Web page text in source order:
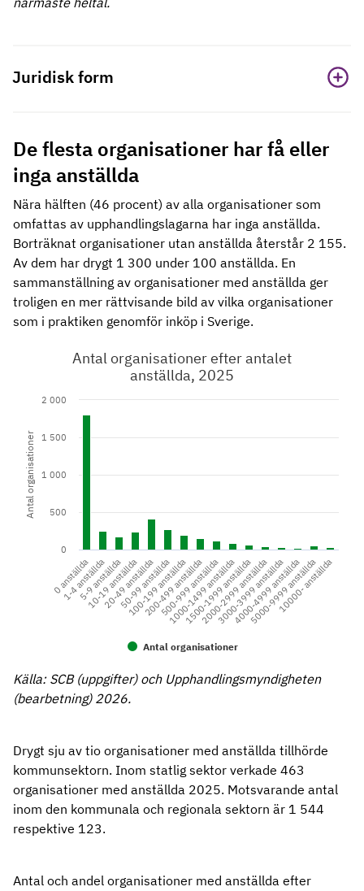
Juridisk form
De flesta organisationer har få eller
inga anställda
Nära hälften (46 procent) av alla organisationer som
omfattas av upphandlingslagarna har inga anställda.
Borträknat organisationer utan anställda återstår 2 155.
Av dem har drygt 1 300 under 100 anställda. En
sammanställning av organisationer med anställda ger
troligen en mer rättvisande bild av vilka organisationer
som i praktiken genomför inköp i Sverige.
Antal organisationer
Antal organisationer efter antalet
anställda, 2025
Antal organisationer
0 anställda
1-4 anställda
5-9 anställda
10-19 anställda
20-49 anställda
50-99 anställda
100-199 anställda
200-499 anställda
500-999 anställda
1000-1499 anställda
1500-1999 anställda
2000-2999 anställda
3000-3999 anställda
4000-4999 anställda
5000-9999 anställda
10000- anställda
0
500
1 000
1 500
2 000
Källa: SCB (uppgifter) och Upphandlingsmyndigheten
(bearbetning) 2026.
Drygt sju av tio organisationer med anställda tillhörde
kommunsektorn. Inom statlig sektor verkade 463
organisationer med anställda 2025. Motsvarande antal
inom den kommunala och regionala sektorn är 1 544
respektive 123.
Antal och andel organisationer med anställda efter